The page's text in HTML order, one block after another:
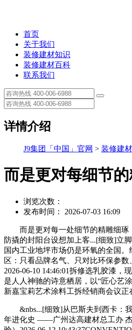
首页
关于我们
装修建材知识
装修建材百科
联系我们
详情介绍
J9集团「中国」官网 > 装修建
而是更对每细节
浏览次数：
发布时间： 2026-07-03 16:09
而是更对每一处细节的精雕细琢
防撬的封阳台设想加上客...[细致]立
国内工业地坪市场仍是环氧的全国
区：只看品牌名气、只对比环保参数
2026-06-10 14:46:01拆修选乳胶漆，
是人人神驰的诗意栖居，以“匠心艺
新嘉宝莉艺术涂料工拆经销商会议正
&nbs...[细致]从巴斯夫到西卡：我
年进化史 ——广州达高建材总工办